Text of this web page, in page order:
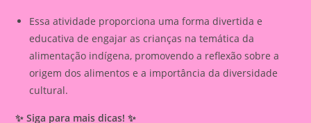
Essa atividade proporciona uma forma divertida e
educativa de engajar as crianças na temática da
alimentação indígena, promovendo a reflexão sobre a
origem dos alimentos e a importância da diversidade
cultural.
✨ Siga para mais dicas! ✨